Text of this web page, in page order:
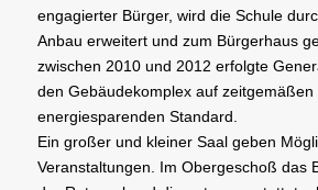
engagierter Bürger, wird die Schule
Anbau erweitert und zum Bürgerhaus
zwischen 2010 und 2012 erfolgte
den Gebäudekomplex auf zeitgemäßen
energiesparenden Standard.
Ein großer und kleiner Saal geben
Veranstaltungen. Im Obergeschoß das